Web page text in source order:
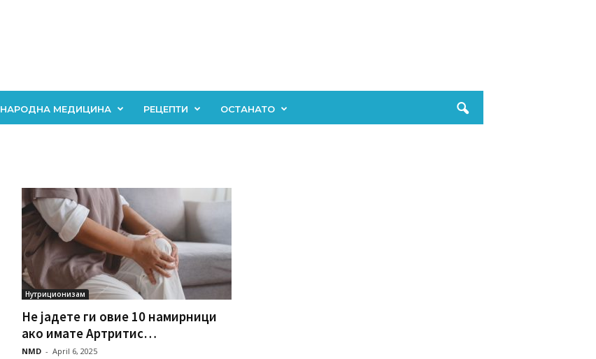
НАРОДНА МЕДИЦИНА РЕЦЕПТИ ОСТАНАТО
Нутриционизам
Не јадете ги овие 10 намирници
ако имате Артритис…
NMD - April 6, 2025